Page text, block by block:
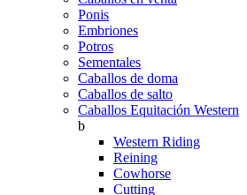
Ponis
Embriones
Potros
Sementales
Caballos de doma
Caballos de salto
Caballos Equitación Western
b
Western Riding
Reining
Cowhorse
Cutting